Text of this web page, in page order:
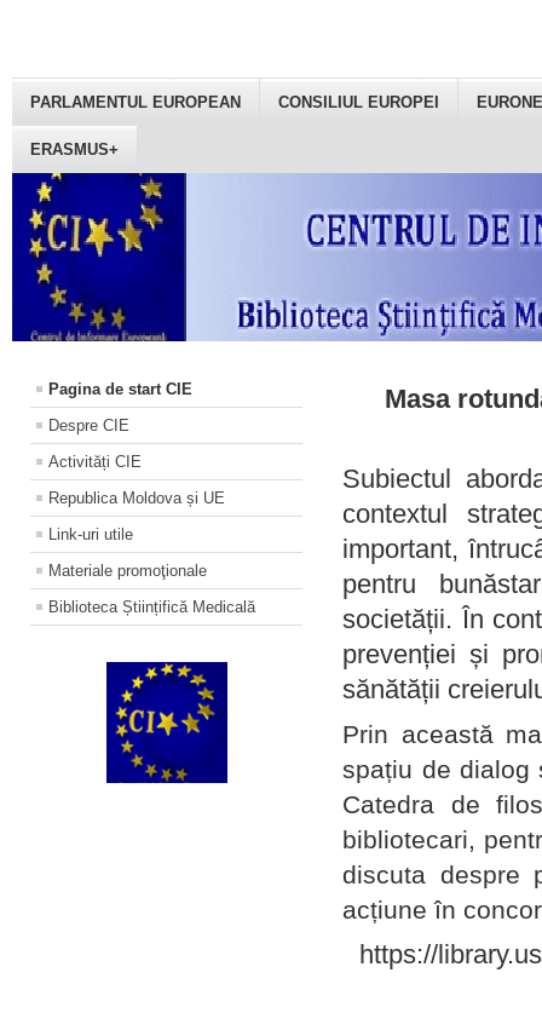
PARLAMENTUL EUROPEAN CONSILIUL EUROPEI
ERASMUS+
Pagina de start CIE
Despre CIE
Activități CIE
Republica Moldova și UE
Link-uri utile
Materiale promoţionale
Biblioteca Științifică Medicală
Masa
Subiectul
contextul
important,
pentru
societății. În
prevenției și
sănătății
Prin această
spațiu de dialog
Catedra de
bibliotecari,
discuta despre
acțiune în
https://